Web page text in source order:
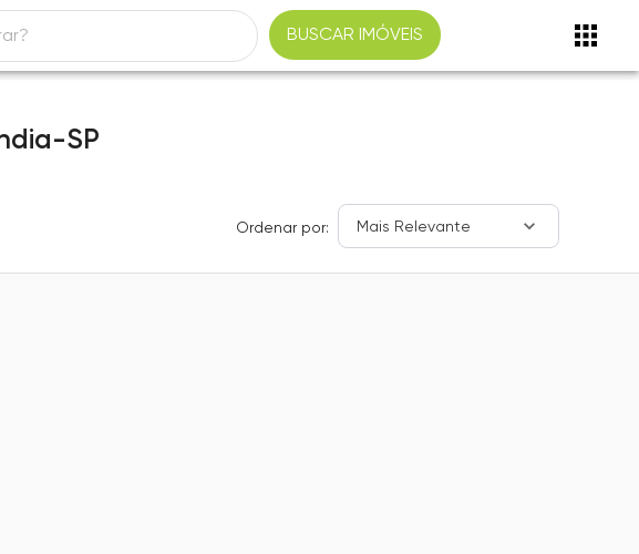
BUSCAR IMÓVEIS
SP
Ordenar por: Mais Relevante